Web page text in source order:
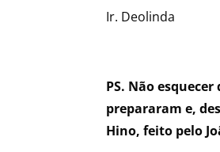
Ir. Deolinda
PS. Não
prepararam e,
Hino, feito pelo